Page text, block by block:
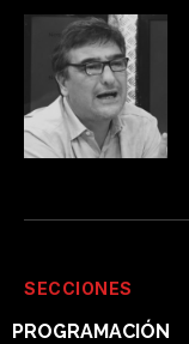
SECCIONES
PROGRAMACIÓN